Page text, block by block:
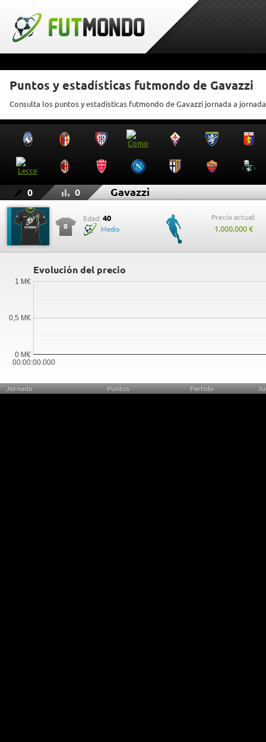
Puntos y estadísticas futmondo de Gavazzi
Consulta los puntos y estadísticas futmondo de Gavazzi jornada a jornada
0 0 Gavazzi
0
Edad: 40
Medio
Precio actual:
1.000.000 €
Evolución del precio
00:00:00.000
0 M€
0,5 M€
1 M€
Jornada Puntos Partido